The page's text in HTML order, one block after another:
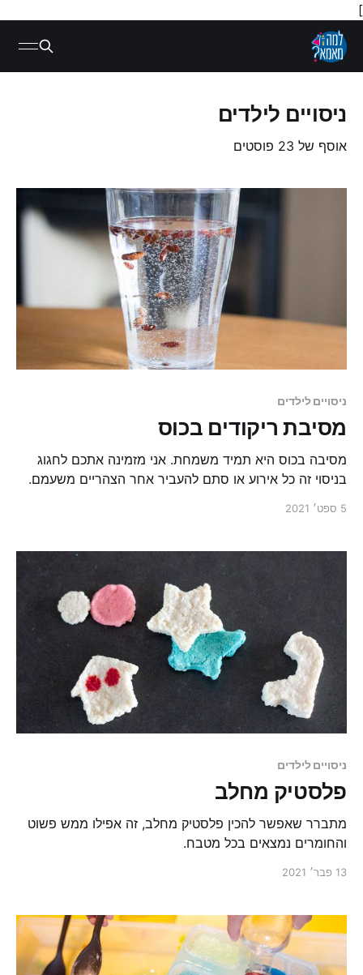
]
ניסויים לילדים
אוסף של 23 פוסטים
ניסויים לילדים
מסיבת ריקודים בכוס
מסיבה בכוס היא תמיד משמחת. אני מזמינה אתכם לחגוג
בניסוי זה כל אירוע או סתם להעביר אחר הצהריים משעמם.
5 ספט׳ 2021
ניסויים לילדים
פלסטיק מחלב
מתברר שאפשר להכין פלסטיק מחלב, זה אפילו ממש פשוט
והחומרים נמצאים בכל מטבח.
13 פבר׳ 2021